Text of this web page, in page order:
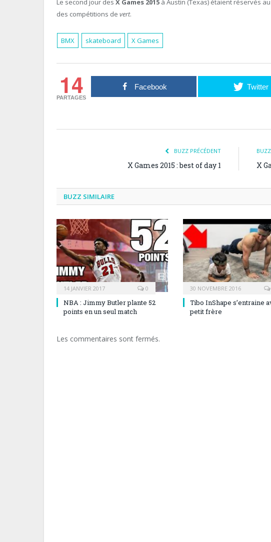
Le second jour des X Games 2015 à Austin (Texas) étaient réservés au
des compétitions de vert.
BMX skateboard X Games
14
PARTAGES
Facebook Twitter
BUZZ PRÉCÉDENT
X Games 2015 : best of day 1 X
BUZZ SIMILAIRE
14 JANVIER 2017 0
NBA : Jimmy Butler plante 52
points en un seul match
30 NOVEMBRE 2016
Tibo InShape s’entraine
petit frère
Les commentaires sont fermés.